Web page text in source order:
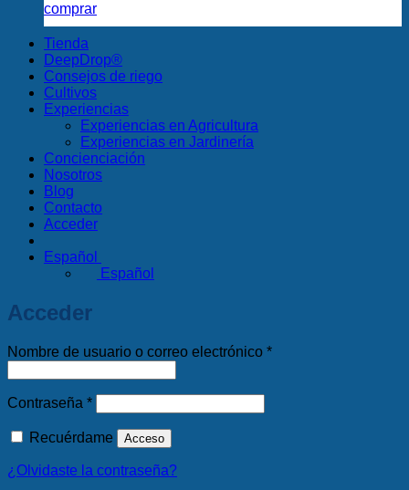
comprar
Tienda
DeepDrop®
Consejos de riego
Cultivos
Experiencias
Experiencias en Agricultura
Experiencias en Jardinería
Concienciación
Nosotros
Blog
Contacto
Acceder
Español
Español
Acceder
Nombre de usuario o correo electrónico *Obligatorio
Contraseña *Obligatorio
Recuérdame Acceso
¿Olvidaste la contraseña?